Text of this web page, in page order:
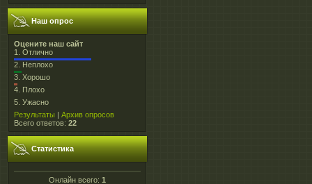
Наш опрос
Оцените наш сайт
1. Отлично
2. Неплохо
3. Хорошо
4. Плохо
5. Ужасно
Результаты | Архив опросов
Всего ответов: 22
Статистика
Онлайн всего: 1